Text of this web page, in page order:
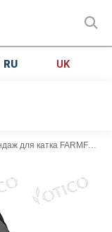
RU UK
для катка FARMFLEX 009174.00 LSTX